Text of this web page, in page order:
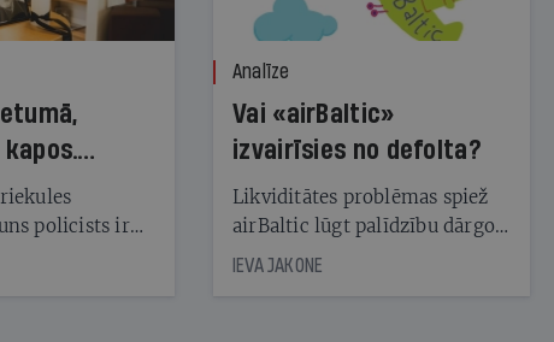
Priekulē
policists ir
bet
— kapos.
Analīze
Vai «airBaltic»
izvairīsies no defolta?
Likviditātes problēmas spiež
airBaltic lūgt palīdzību dārgo
obligāciju turētājiem, taču
IEVA JAKONE